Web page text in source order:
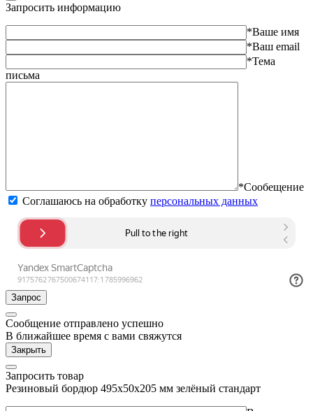
Запросить информацию
*Ваше имя
*Ваш email
*Тема
письма
*Сообещение
Соглашаюсь на обработку персональных данных
Запрос
Сообщение отправлено успешно
В ближайшее время с вами свяжутся
Закрыть
Запросить товар
Резиновый бордюр 495х50х205 мм зелёный стандарт